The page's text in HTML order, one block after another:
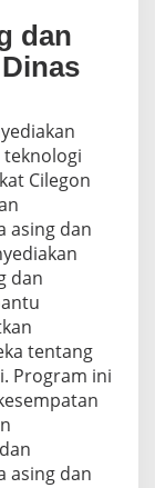
dan
Cilegon
asing dan
dan
tentang
Program ini
asing dan